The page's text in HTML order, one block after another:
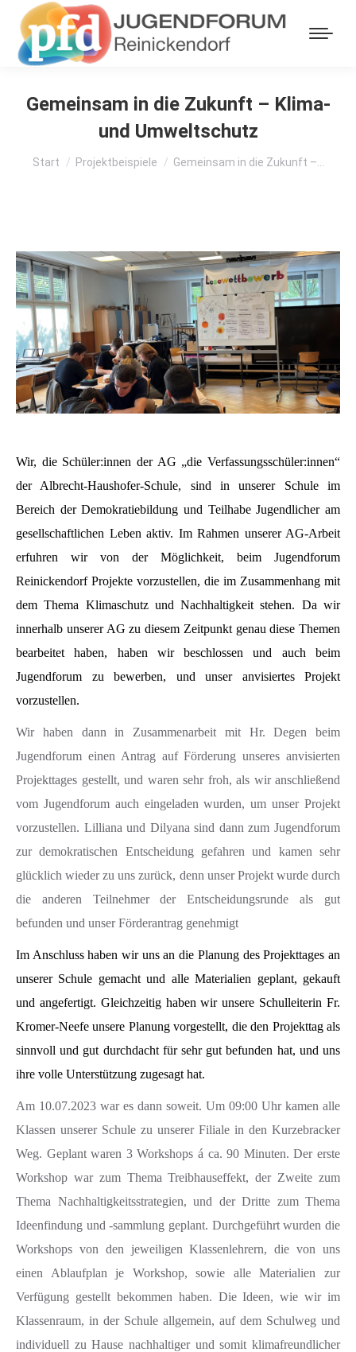
Gemeinsam in die Zukunft – Klima-
und Umweltschutz
Sie befinden sich hier:
Start Projektbeispiele Gemeinsam in die Zukunft –…
Wir, die Schüler:innender AG „die Verfassungsschüler:innen“
der Albrecht-Haushofer-Schule, sind in unserer Schule im
Bereich der Demokratiebildung und Teilhabe Jugendlicher am
gesellschaftlichen Leben aktiv. Im Rahmen unserer AG-Arbeit
erfuhren wir von der Möglichkeit, beim Jugendforum
Reinickendorf Projekte vorzustellen, die im Zusammenhang mit
dem Thema Klimaschutz und Nachhaltigkeit stehen. Da wir
innerhalb unserer AG zu diesem Zeitpunkt genau diese Themen
bearbeitet haben, haben wir beschlossen und auch beim
Jugendforum zu bewerben, und unser anvisiertes Projekt
vorzustellen.
Wir haben dann in Zusammenarbeit mit Hr. Degen beim
Jugendforum einen Antrag auf Förderung unseres anvisierten
Projekttages gestellt, und waren sehr froh, als wir anschließend
vom Jugendforum auch eingeladen wurden, um unser Projekt
vorzustellen. Lilliana und Dilyana sind dann zum Jugendforum
zur demokratischen Entscheidung gefahren und kamen sehr
glücklich wieder zu uns zurück, denn unser Projekt wurde durch
die anderen Teilnehmer der Entscheidungsrunde als gut
befunden und unser Förderantrag genehmigt
Im Anschluss haben wir uns an die Planung des Projekttages an
unserer Schule gemacht und alle Materialien geplant, gekauft
und angefertigt. Gleichzeitig haben wir unsere Schulleiterin Fr.
Kromer-Neefe unsere Planung vorgestellt, die den Projekttag als
sinnvoll und gut durchdacht für sehr gut befunden hat, und uns
ihre volle Unterstützung zugesagt hat.
Am 10.07.2023 war es dann soweit. Um 09:00 Uhr kamen alle
Klassen unserer Schule zu unserer Filiale in den Kurzebracker
Weg. Geplant waren 3 Workshops á ca. 90 Minuten. Der erste
Workshop war zum Thema Treibhauseffekt, der Zweite zum
Thema Nachhaltigkeitsstrategien, und der Dritte zum Thema
Ideenfindung und -sammlung geplant. Durchgeführt wurden die
Workshops von den jeweiligen Klassenlehrern, die von uns
einen Ablaufplan je Workshop, sowie alle Materialien zur
Verfügung gestellt bekommen haben. Die Ideen, wie wir im
Klassenraum, in der Schule allgemein, auf dem Schulweg und
individuell zu Hause nachhaltiger und somit klimafreundlicher